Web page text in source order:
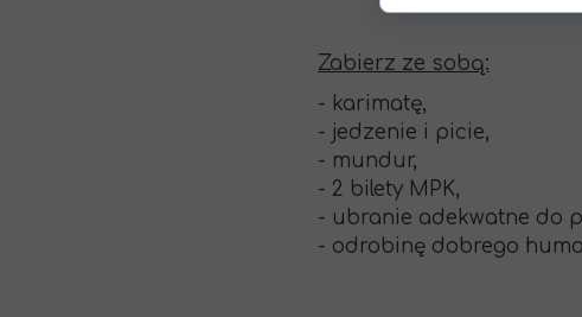
Zabierz ze sobą:
- karimatę,
- jedzenie i picie,
- mundur,
- 2 bilety MPK,
- ubranie adekwatne do
- odrobinę dobrego